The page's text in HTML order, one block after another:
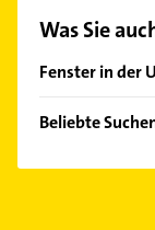
Hier finden Sie
Was Sie
Fenster in der
Cloppenburg
Wardenburg
Beliebte